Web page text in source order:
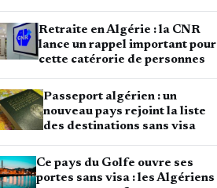
Retraite en Algérie : la CNR
lance un rappel important pour
cette catérorie de personnes
Passeport algérien : un
nouveau pays rejoint la liste
des destinations sans visa
Ce pays du Golfe ouvre ses
portes sans visa : les Algériens